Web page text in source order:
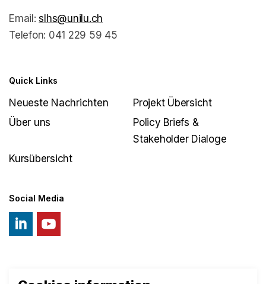
Email:slhs@unilu.ch
Telefon: 041 229 59 45
Quick Links
Neueste Nachrichten
Projekt Übersicht
Über uns
Policy Briefs &
Stakeholder Dialoge
Kursübersicht
Social Media